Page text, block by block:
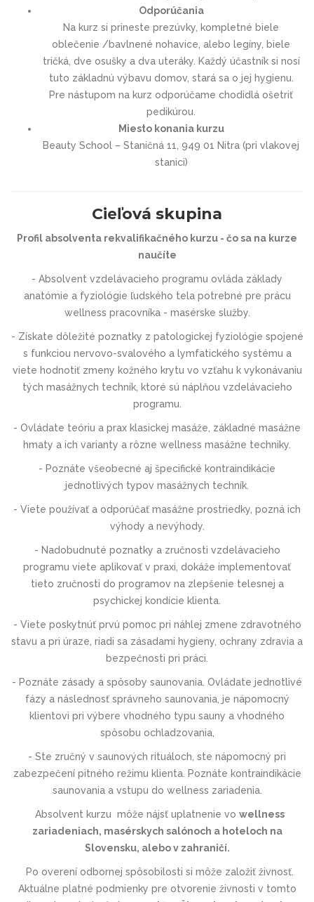
Odporúčania
Na kurz si prineste prezúvky, kompletné biele
oblečenie /bavlnené nohavice, alebo legíny, biele
tričká, dve osušky a dva uteráky. Každý účastník si nosí
tuto základnú výbavu domov, stará sa o jej hygienu.
Pre nástupom na kurz odporúčame chodidlá ošetriť
pedikúrou.
Miesto konania kurzu
Beauty School – Staničná 11, 949 01 Nitra (pri vlakovej
stanici)
Cieľová skupina
Profil absolventa rekvalifikačného kurzu - čo sa na kurze
naučíte
- Absolvent vzdelávacieho programu ovláda základy
anatómie a fyziológie ľudského tela potrebné pre prácu
wellness pracovníka - masérske služby.
- Získate dôležité poznatky z patologickej fyziológie spojené
s funkciou nervovo-svalového a lymfatického systému a
viete hodnotiť zmeny kožného krytu vo vzťahu k vykonávaniu
tých masážnych techník, ktoré sú náplňou vzdelávacieho
programu.
- Ovládate teóriu a prax klasickej masáže, základné masážne
hmaty a ich varianty a rôzne wellness masážne techniky.
- Poznáte všeobecné aj špecifické kontraindikácie
jednotlivých typov masážnych techník.
- Viete používať a odporúčať masážne prostriedky, pozná ich
výhody a nevýhody.
- Nadobudnuté poznatky a zručnosti vzdelávacieho
programu viete aplikovať v praxi, dokáže implementovať
tieto zručnosti do programov na zlepšenie telesnej a
psychickej kondície klienta.
- Viete poskytnúť prvú pomoc pri náhlej zmene zdravotného
stavu a pri úraze, riadi sa zásadami hygieny, ochrany zdravia a
bezpečnosti pri práci.
- Poznáte zásady a spôsoby saunovania. Ovládate jednotlivé
fázy a následnosť správneho saunovania, je nápomocný
klientovi pri výbere vhodného typu sauny a vhodného
spôsobu ochladzovania,
- Ste zručný v saunových rituáloch, ste nápomocný pri
zabezpečení pitného režimu klienta. Poznáte kontraindikácie
saunovania a vstupu do wellness zariadenia.
Absolvent kurzu môže nájsť uplatnenie vo wellness
zariadeniach, masérskych salónoch a hoteloch na
Slovensku, alebo v zahraničí.
Po overení odbornej spôsobilosti si môže založiť živnosť.
Aktuálne platné podmienky pre otvorenie živnosti v tomto